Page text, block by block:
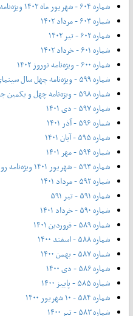
شماره ۶۰۴ - شهریور ماه ۱۴۰۲ ویژه‌نامه روز ملی سینما
شماره ۶۰۳ - مرداد ۱۴۰۲
شماره ۶۰۲ - تیر ۱۴۰۲
شماره ۶۰۱ - خرداد ۱۴۰۲
شماره ۶۰۰ - ویژه‌نامه نوروز ۱۴۰۲
شماره ۵۹۹ - ویژه‌نامه چهل سال سینمای جنگ و دفاع مقدس
شماره ۵۹۸ - ویژه‌نامه چهل و یکمین جشنواره فیلم فجر
شماره ۵۹۷ - دی ۱۴۰۱
شماره ۵۹۶ - آذر ۱۴۰۱
شماره ۵۹۵ - آبان ۱۴۰۱
شماره ۵۹۴ - مهر ۱۴۰۱
شماره ۵۹۳ - شهریور ۱۴۰۱ ویژه‌نامه روز ملی سینما
شماره ۵۹۲ - مرداد ۱۴۰۱
شماره ۵۹۱ - تیر ۵۹۱
شماره ۵۹۰ - خرداد ۱۴۰۱
شماره ۵۸۹ - فروردین ۱۴۰۱
شماره ۵۸۸ - اسفند ۱۴۰۰
شماره ۵۸۷ - بهمن ۱۴۰۰
شماره ۵۸۶ - دی ۱۴۰۰
شماره ۵۸۵ - پاییز ۱۴۰۰
شماره ۵۸۴ - ۱۰ شهریور ۱۴۰۰
شماره ۵۸۳ - تیر ۱۴۰۰